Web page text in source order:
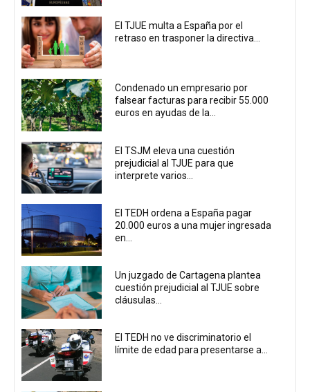
El TJUE multa a España por el
retraso en trasponer la directiva...
Condenado un empresario por
falsear facturas para recibir 55.000
euros en ayudas de la...
El TSJM eleva una cuestión
prejudicial al TJUE para que
interprete varios...
El TEDH ordena a España pagar
20.000 euros a una mujer ingresada
en...
Un juzgado de Cartagena plantea
cuestión prejudicial al TJUE sobre
cláusulas...
El TEDH no ve discriminatorio el
límite de edad para presentarse a...